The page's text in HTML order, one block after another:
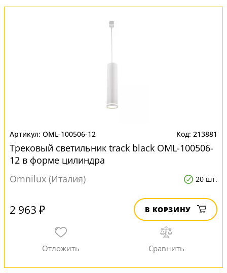
OML-100506-12 213881
Трековый светильник track black OML-100506-
12 в форме цилиндра
Omnilux (Италия)
20 шт.
2 963 ₽ В КОРЗИНУ